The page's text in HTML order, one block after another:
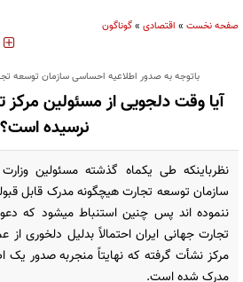
صفحه نخست » اقتصادی »گوناگون
باتوجه به صدور اطلاعیه احساسی سازمان توسعه
آیا وقت دلجویی از مسئولین مرکز
نرسیده است؟
نظرباینکه طی یکماه گذشته مسئولین
سازمان توسعه تجارت هیچگونه مدرک قابل
ننموده اند پس چنین استنباط میشود که
تجارت جهانی ایران احتمالاً بدلیل دلخوری از
مرکز نشأت گرفته که نهایتاً منجربه صدور
مدرک شده است.